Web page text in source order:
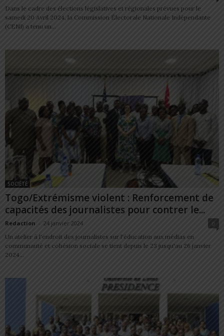
Dans le cadre des élections législatives et régionales prévues pour le
samedi 20 Avril 2024, la Commission Électorale Nationale Indépendante
(CENI) a tenu un...
SOCIÉTÉ
Togo/Extrémisme violent : Renforcement de
capacités des journalistes pour contrer le...
Redaction - 24 janvier 2024
0
Un atelier à l'endroit des journalistes sur l'éducation aux médias en
communauté et cohésion sociale se tient depuis le 23 jusqu'au 26 janvier
2024...